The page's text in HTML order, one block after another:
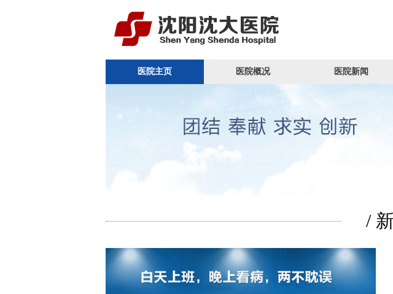
医院主页 医院概况 医院新闻
/